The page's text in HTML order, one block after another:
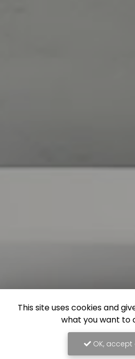
This site uses cookies and
what you want to
OK, accept